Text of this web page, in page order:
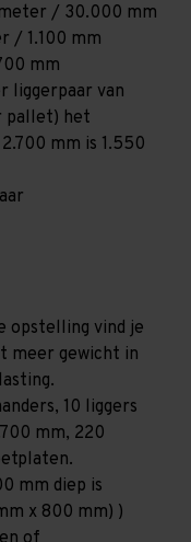
/ 30.000 mm
/ 1.100 mm
mm
liggerpaar van
pallet) het
mm is 1.550
opstelling vind je
meer gewicht in
10 liggers
mm, 220
mm diep is
x 800 mm) )